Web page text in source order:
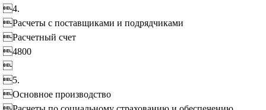
4.
Расчеты с поставщиками и подрядчиками
Расчетный счет
4800

5.
Основное производство